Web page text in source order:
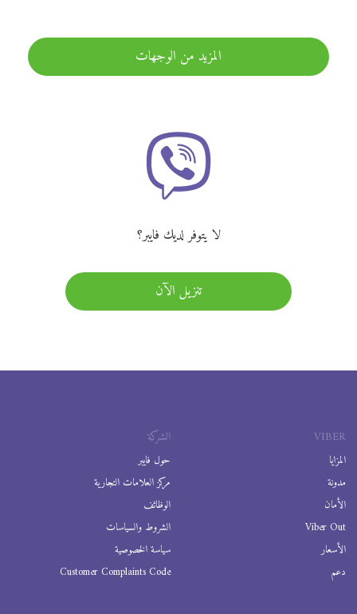
المزيد من الوجهات
لا يتوفر لديك فايبر؟
تنزيل الآن
VIBER
المزايا
مدونة
الأمان
Viber Out
الأسعار
دعم
الشركة
حول فايبر
مركز العلامات التجارية
الوظائف
الشروط والسياسات
سياسة الخصوصية
Customer Complaints Code